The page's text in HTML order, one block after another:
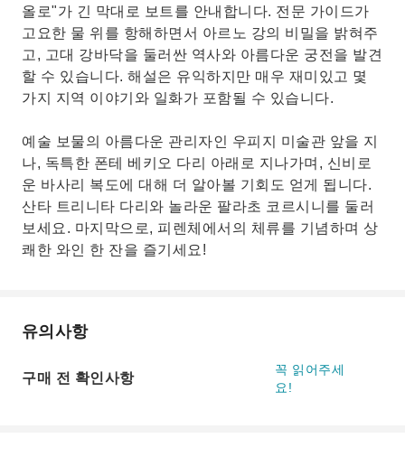
올로"가 긴 막대로 보트를 안내합니다. 전문 가이드가
고요한 물 위를 항해하면서 아르노 강의 비밀을 밝혀주
고, 고대 강바닥을 둘러싼 역사와 아름다운 궁전을 발견
할 수 있습니다. 해설은 유익하지만 매우 재미있고 몇
가지 지역 이야기와 일화가 포함될 수 있습니다.
예술 보물의 아름다운 관리자인 우피지 미술관 앞을 지
나, 독특한 폰테 베키오 다리 아래로 지나가며, 신비로
운 바사리 복도에 대해 더 알아볼 기회도 얻게 됩니다.
산타 트리니타 다리와 놀라운 팔라초 코르시니를 둘러
보세요. 마지막으로, 피렌체에서의 체류를 기념하며 상
쾌한 와인 한 잔을 즐기세요!
유의사항
구매 전 확인사항
꼭 읽어주세
요!